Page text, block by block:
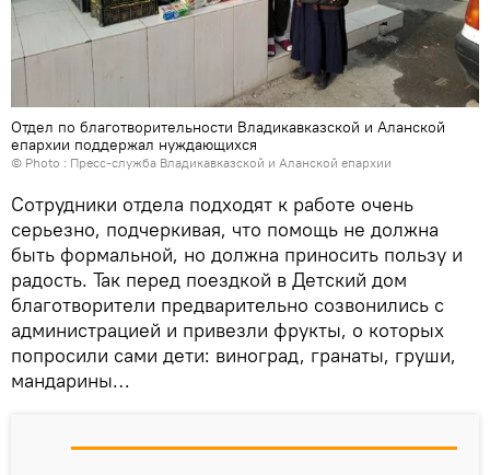
Отдел по благотворительности Владикавказской и Аланской
епархии поддержал нуждающихся
© Photo : Пресс-служба Владикавказской и Аланской епархии
Сотрудники отдела подходят к работе очень
серьезно, подчеркивая, что помощь не должна
быть формальной, но должна приносить пользу и
радость. Так перед поездкой в Детский дом
благотворители предварительно созвонились с
администрацией и привезли фрукты, о которых
попросили сами дети: виноград, гранаты, груши,
мандарины…